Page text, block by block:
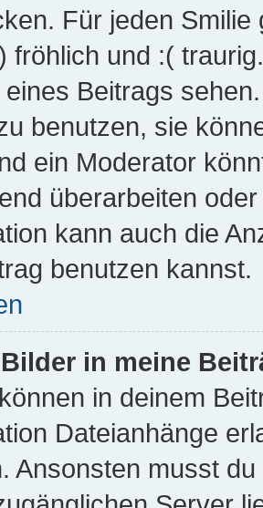
Für jeden
fröhlich und :(
Beitrags
benutzen, sie
ein Moderator
überarbeiten
kann auch die
benutzen kannst.
in meine
in deinem
Dateianhänge
Ansonsten musst